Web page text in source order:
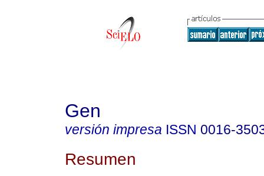
Gen
versión impresa ISSN 0016-
Resumen